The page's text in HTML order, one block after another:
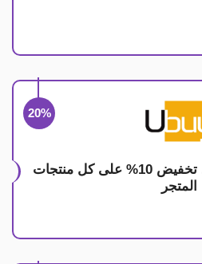
20%
كود خصم لموقع يوباي تخفيض 10% على كل منتجات
المتجر